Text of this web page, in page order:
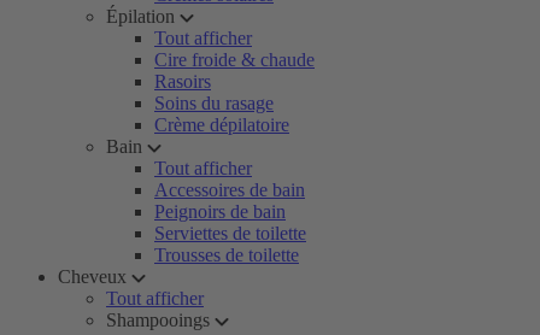
Épilation
Tout afficher
Cire froide & chaude
Rasoirs
Soins du rasage
Crème dépilatoire
Bain
Tout afficher
Accessoires de bain
Peignoirs de bain
Serviettes de toilette
Trousses de toilette
Cheveux
Tout afficher
Shampooings